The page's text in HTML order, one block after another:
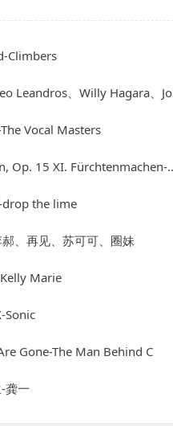
Climbers
、Willy Hagara、Jost Wöhrmann
Vocal Masters
15 XI. Fürchtenmachen-Brigitte Engerer
drop the lime
郝、再见、苏可可、圈妹
Marie
Sonic
Gone-The Man Behind C
-龚一